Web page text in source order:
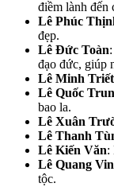
điềm lành đến
Lê Phúc
đẹp.
Lê Ðức Toàn
đạo đức, giúp
Lê Minh Triết
Lê Quốc
bao la.
Lê Xuân
Lê Thanh
Lê Kiến Văn:
Lê Quang
tộc.